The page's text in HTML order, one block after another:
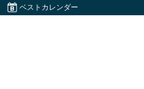
ベストカレンダー